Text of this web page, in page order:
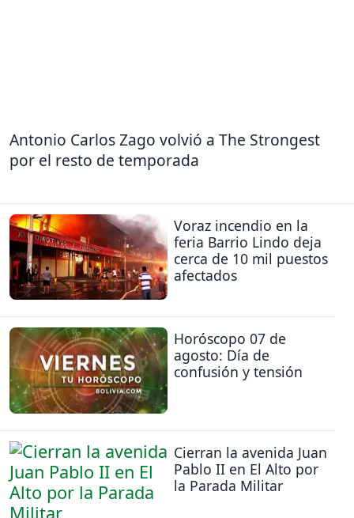
Antonio Carlos Zago volvió a The Strongest
por el resto de temporada
Voraz incendio en la
feria Barrio Lindo deja
cerca de 10 mil puestos
afectados
Horóscopo 07 de
agosto: Día de
confusión y tensión
Cierran la avenida Juan
Pablo II en El Alto por
la Parada Militar